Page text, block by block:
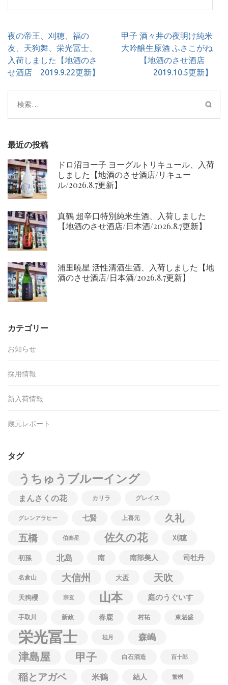
投
稿
ナ
ビ
シ
ョ
夜の帝王、刈穂、福の
友、天狗舞、栄光冨士、
入荷しました【地酒のさ
せ酒店 2019.9.22更新】
甲子 酒々井の夜明け純米
大吟醸生原酒 ふさこがね
【地酒のさせ酒店
2019.10.5更新】
検
索:
最近の投稿
ドロ沼ヨー子 ヨーグルトリキュール、入荷
しました【地酒のさせ酒店/リキュー
ル/2026.8.7更新】
真鶴 超辛口特別純米生酒、入荷しました
【地酒のさせ酒店/日本酒/2026.8.7更新】
浦里暁星 活性清酒生酒、入荷しました【地
酒のさせ酒店/日本酒/2026.8.7更新】
カテゴリー
お知らせ
採用情報
新入荷情報
蔵元レポート
タグ
うちゅうブルーイング
まんさくの花 カリラ グレイス
グレンアラヒー 七賢 上喜元
久礼
五橋
伯楽星 佐久の花 刈穂
初孫 北島 南 南部美人 司牡丹
名倉山 大信州 大盃 天吹
天狗櫻 宗玄 山本 庭のうぐいす
手取川 新政 春鹿 村祐 東魁盛
栄光冨士 桂月 森嶋
津島屋 甲子 白石酒造 百十郎
稲とアガベ 米鶴 結人 繁桝